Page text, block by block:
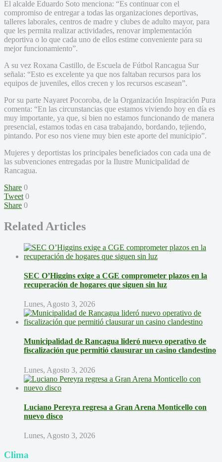
El alcalde Eduardo Soto menciona: “Es continuar con el
compromiso de entregar a todas las organizaciones deportivas,
talleres laborales, centros de madre y clubes de adulto mayor, para
que les permita realizar actividades, renovar implementación
deportiva o lo que cada uno de ellos estime conveniente para su
mejor funcionamiento”.
A su vez Roxana Castillo, de Escuela de Fútbol Rancagua Sur
señala: “Esto es excelente ya que nos faltaban recursos para los
equipos de juveniles, ellos crecen y los recursos escasean”.
Por su parte Nayaret Pocoroba, de la Organización Inspiración Pura
comenta: “En las circunstancias que estamos viviendo hoy en día es
muy importante, ya que, si bien no estamos funcionando de manera
presencial, estamos todas en casa trabajando, bordando, tejiendo,
pintando. Por eso nos viene muy bien este aporte del municipio”.
Mujeres y deportistas los principales beneficiados con cada una de
las subvenciones entregadas por la Ilustre Municipalidad de
Rancagua.
Share 0
Tweet 0
Share 0
Related Articles
SEC O’Higgins exige a CGE comprometer plazos en la
recuperación de hogares que siguen sin luz
Lunes, Agosto 3, 2026
Municipalidad de Rancagua lideró nuevo operativo de
fiscalización que permitió clausurar un casino clandestino
Lunes, Agosto 3, 2026
Luciano Pereyra regresa a Gran Arena Monticello con
nuevo disco
Lunes, Agosto 3, 2026
Clima